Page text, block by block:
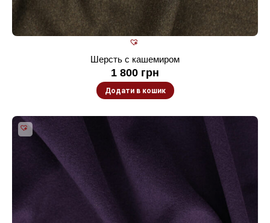
Шерсть с кашемиром
1 800 грн
Додати в кошик